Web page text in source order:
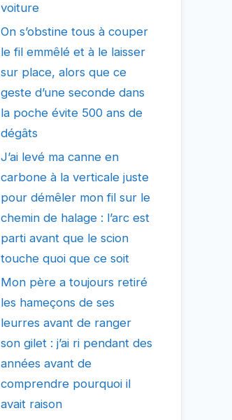
voiture
On s’obstine tous à couper
le fil emmêlé et à le laisser
sur place, alors que ce
geste d’une seconde dans
la poche évite 500 ans de
dégâts
J’ai levé ma canne en
carbone à la verticale juste
pour démêler mon fil sur le
chemin de halage : l’arc est
parti avant que le scion
touche quoi que ce soit
Mon père a toujours retiré
les hameçons de ses
leurres avant de ranger
son gilet : j’ai ri pendant des
années avant de
comprendre pourquoi il
avait raison